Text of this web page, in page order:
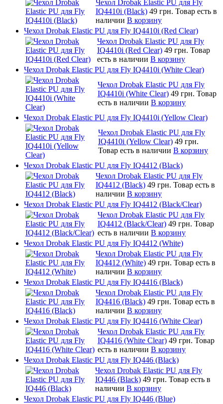
Чехол Drobak Elastic PU для Fly
IQ4410i (Black) 49 грн. Товар есть в
наличии В корзину
Чехол Drobak Elastic PU для Fly IQ4410i (Red Clear)
Чехол Drobak Elastic PU для Fly
IQ4410i (Red Clear) 49 грн. Товар
есть в наличии В корзину
Чехол Drobak Elastic PU для Fly IQ4410i (White Clear)
Чехол Drobak Elastic PU для Fly
IQ4410i (White Clear) 49 грн. Товар
есть в наличии В корзину
Чехол Drobak Elastic PU для Fly IQ4410i (Yellow Clear)
Чехол Drobak Elastic PU для Fly
IQ4410i (Yellow Clear) 49 грн.
Товар есть в наличии В корзину
Чехол Drobak Elastic PU для Fly IQ4412 (Black)
Чехол Drobak Elastic PU для Fly
IQ4412 (Black) 49 грн. Товар есть в
наличии В корзину
Чехол Drobak Elastic PU для Fly IQ4412 (Black/Clear)
Чехол Drobak Elastic PU для Fly
IQ4412 (Black/Clear) 49 грн. Товар
есть в наличии В корзину
Чехол Drobak Elastic PU для Fly IQ4412 (White)
Чехол Drobak Elastic PU для Fly
IQ4412 (White) 49 грн. Товар есть в
наличии В корзину
Чехол Drobak Elastic PU для Fly IQ4416 (Black)
Чехол Drobak Elastic PU для Fly
IQ4416 (Black) 49 грн. Товар есть в
наличии В корзину
Чехол Drobak Elastic PU для Fly IQ4416 (White Clear)
Чехол Drobak Elastic PU для Fly
IQ4416 (White Clear) 49 грн. Товар
есть в наличии В корзину
Чехол Drobak Elastic PU для Fly IQ446 (Black)
Чехол Drobak Elastic PU для Fly
IQ446 (Black) 49 грн. Товар есть в
наличии В корзину
Чехол Drobak Elastic PU для Fly IQ446 (Blue)